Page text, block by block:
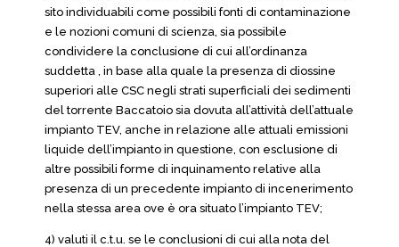
sito individuabili come possibili fonti di contaminazione
e le nozioni comuni di scienza, sia possibile
condividere la conclusione di cui all’ordinanza
suddetta , in base alla quale la presenza di diossine
superiori alle CSC negli strati superficiali dei sedimenti
del torrente Baccatoio sia dovuta all’attività dell’attuale
impianto TEV, anche in relazione alle attuali emissioni
liquide dell’impianto in questione, con esclusione di
altre possibili forme di inquinamento relative alla
presenza di un precedente impianto di incenerimento
nella stessa area ove è ora situato l’impianto TEV;
4) valuti il c.t.u. se le conclusioni di cui alla nota del